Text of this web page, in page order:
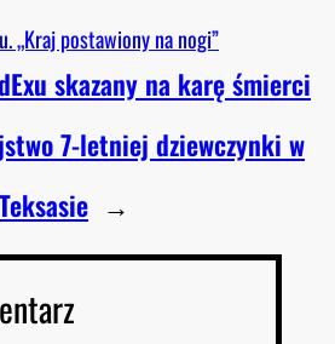
„Kraj postawiony na nogi”
skazany na karę śmierci
7-letniej dziewczynki w
Teksasie →